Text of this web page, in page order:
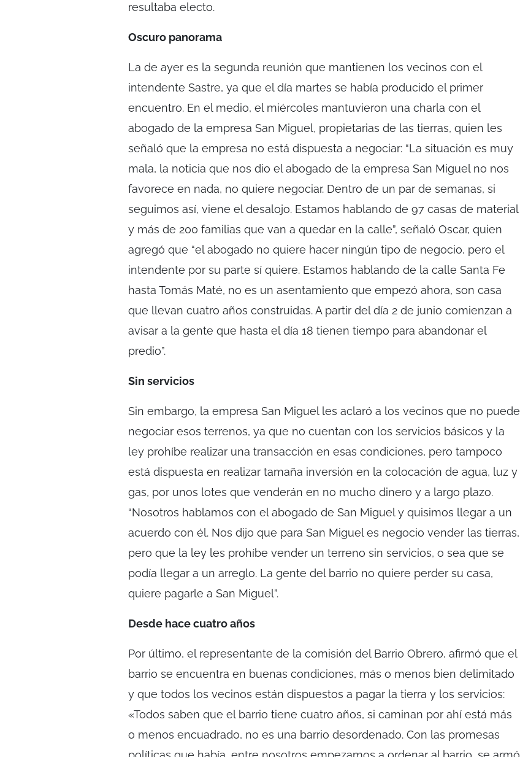
resultaba electo.
Oscuro panorama
La de ayer es la segunda reunión que mantienen los vecinos con el
intendente Sastre, ya que el día martes se había producido el primer
encuentro. En el medio, el miércoles mantuvieron una charla con el
abogado de la empresa San Miguel, propietarias de las tierras, quien les
señaló que la empresa no está dispuesta a negociar: “La situación es muy
mala, la noticia que nos dio el abogado de la empresa San Miguel no nos
favorece en nada, no quiere negociar. Dentro de un par de semanas, si
seguimos así, viene el desalojo. Estamos hablando de 97 casas de material
y más de 200 familias que van a quedar en la calle”, señaló Oscar, quien
agregó que “el abogado no quiere hacer ningún tipo de negocio, pero el
intendente por su parte sí quiere. Estamos hablando de la calle Santa Fe
hasta Tomás Maté, no es un asentamiento que empezó ahora, son casa
que llevan cuatro años construidas. A partir del día 2 de junio comienzan a
avisar a la gente que hasta el día 18 tienen tiempo para abandonar el
predio”.
Sin servicios
Sin embargo, la empresa San Miguel les aclaró a los vecinos que no puede
negociar esos terrenos, ya que no cuentan con los servicios básicos y la
ley prohíbe realizar una transacción en esas condiciones, pero tampoco
está dispuesta en realizar tamaña inversión en la colocación de agua, luz y
gas, por unos lotes que venderán en no mucho dinero y a largo plazo.
“Nosotros hablamos con el abogado de San Miguel y quisimos llegar a un
acuerdo con él. Nos dijo que para San Miguel es negocio vender las tierras,
pero que la ley les prohíbe vender un terreno sin servicios, o sea que se
podía llegar a un arreglo. La gente del barrio no quiere perder su casa,
quiere pagarle a San Miguel”.
Desde hace cuatro años
Por último, el representante de la comisión del Barrio Obrero, afirmó que el
barrio se encuentra en buenas condiciones, más o menos bien delimitado
y que todos los vecinos están dispuestos a pagar la tierra y los servicios:
«Todos saben que el barrio tiene cuatro años, si caminan por ahí está más
o menos encuadrado, no es una barrio desordenado. Con las promesas